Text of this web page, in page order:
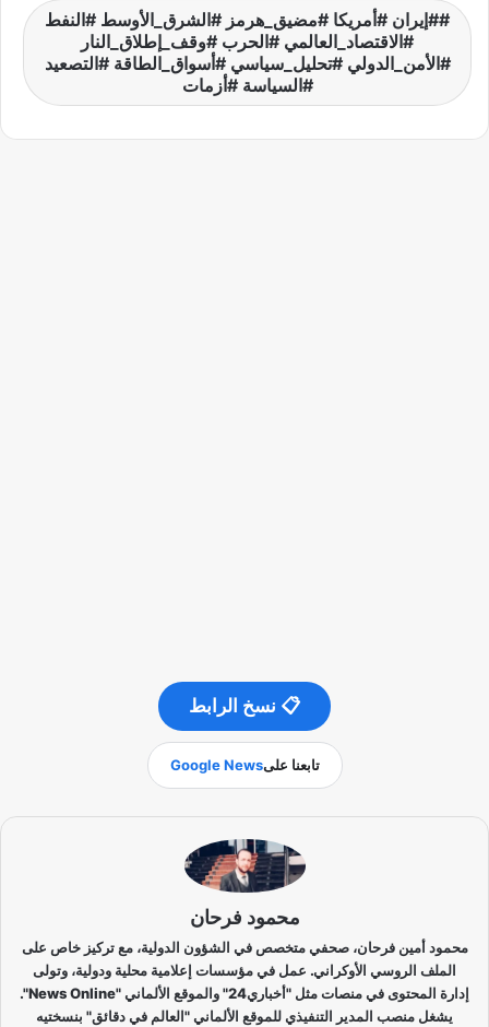
#إيران #أمريكا #مضيق_هرمز #الشرق_الأوسط #النفط
#الاقتصاد_العالمي #الحرب #وقف_إطلاق_النار
#الأمن_الدولي #تحليل_سياسي #أسواق_الطاقة #التصعيد
#السياسة #أزمات
📋 نسخ الرابط
تابعنا علىGoogle News
محمود فرحان
محمود أمين فرحان، صحفي متخصص في الشؤون الدولية، مع تركيز خاص على
الملف الروسي الأوكراني. عمل في مؤسسات إعلامية محلية ودولية، وتولى
إدارة المحتوى في منصات مثل "أخباري24" والموقع الألماني "News Online".
يشغل منصب المدير التنفيذي للموقع الألماني "العالم في دقائق" بنسختيه